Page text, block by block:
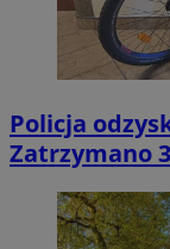
Policja
Zatrzymano